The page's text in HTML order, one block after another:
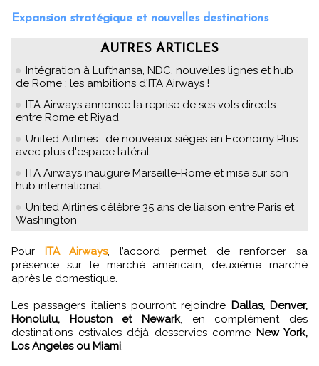
Expansion stratégique et nouvelles destinations
AUTRES ARTICLES
Intégration à Lufthansa, NDC, nouvelles lignes et hub
de Rome : les ambitions d'ITA Airways !
ITA Airways annonce la reprise de ses vols directs
entre Rome et Riyad
United Airlines : de nouveaux sièges en Economy Plus
avec plus d'espace latéral
ITA Airways inaugure Marseille-Rome et mise sur son
hub international
United Airlines célèbre 35 ans de liaison entre Paris et
Washington
Pour ITA Airways, l’accord permet de renforcer sa
présence sur le marché américain, deuxième marché
après le domestique.
Les passagers italiens pourront rejoindre Dallas, Denver,
Honolulu, Houston et Newark, en complément des
destinations estivales déjà desservies comme New York,
Los Angeles ou Miami.